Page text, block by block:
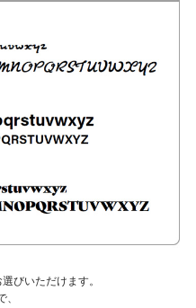
びいただけます。